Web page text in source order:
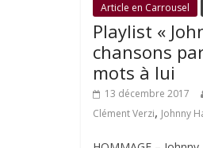
Article en Carrousel
Playlist «
chansons
mots à lui
13 décembre 2017
Clément Verzi, Johnny